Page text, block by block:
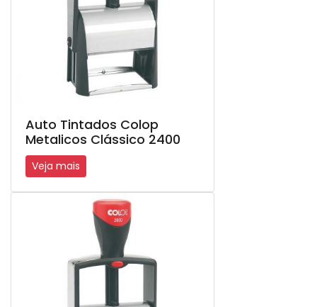
Auto Tintados Colop
Metalicos Clássico 2400
Veja mais